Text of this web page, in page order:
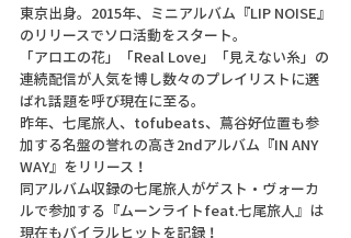
東京出身。2015年、ミニアルバム『LIP NOISE』
のリリースでソロ活動をスタート。
「アロエの花」「Real Love」「見えない糸」の
連続配信が人気を博し数々のプレイリストに選
ばれ話題を呼び現在に至る。
昨年、七尾旅人、tofubeats、蔦谷好位置も参
加する名盤の誉れの高き2ndアルバム『IN ANY
WAY』をリリース！
同アルバム収録の七尾旅人がゲスト・ヴォーカ
ルで参加する『ムーンライトfeat.七尾旅人』は
現在もバイラルヒットを記録！